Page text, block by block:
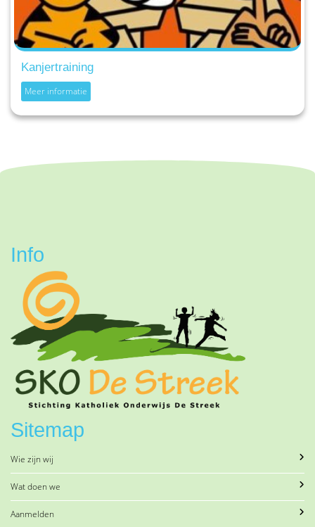
Kanjertraining
Meer informatie
Info
Sitemap
Wie zijn wij
Wat doen we
Aanmelden